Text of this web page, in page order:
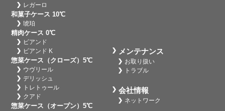
レガーロ
和菓子ケース 10℃
琥珀
精肉ケース 0℃
ビアンド
ビアンド K
惣菜ケース（クローズ）5℃
ウヴリール
デリッシュ
トレトゥール
クアド
惣菜ケース（オープン）5℃
メンテナンス
お取り扱い
トラブル
会社情報
ネットワーク